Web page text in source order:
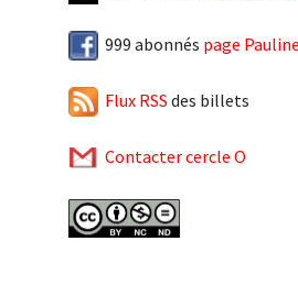
999 abonnés page
Flux RSS des billets
Contacter cercle O